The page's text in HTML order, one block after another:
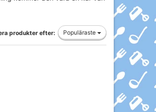
produkter efter: Populäraste